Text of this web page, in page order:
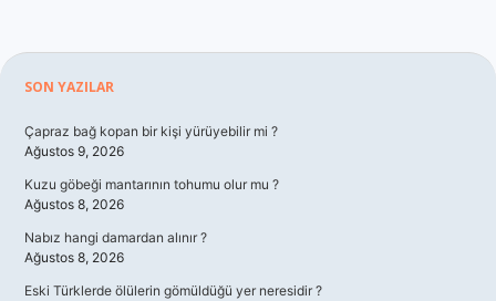
Sidebar
SON YAZILAR
Çapraz bağ kopan bir kişi yürüyebilir mi ?
Ağustos 9, 2026
Kuzu göbeği mantarının tohumu olur mu ?
Ağustos 8, 2026
Nabız hangi damardan alınır ?
Ağustos 8, 2026
Eski Türklerde ölülerin gömüldüğü yer neresidir ?